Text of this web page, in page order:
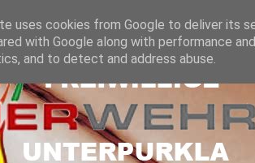
uses cookies from Google to deliver its
with Google along with performance
and to detect and address abuse.